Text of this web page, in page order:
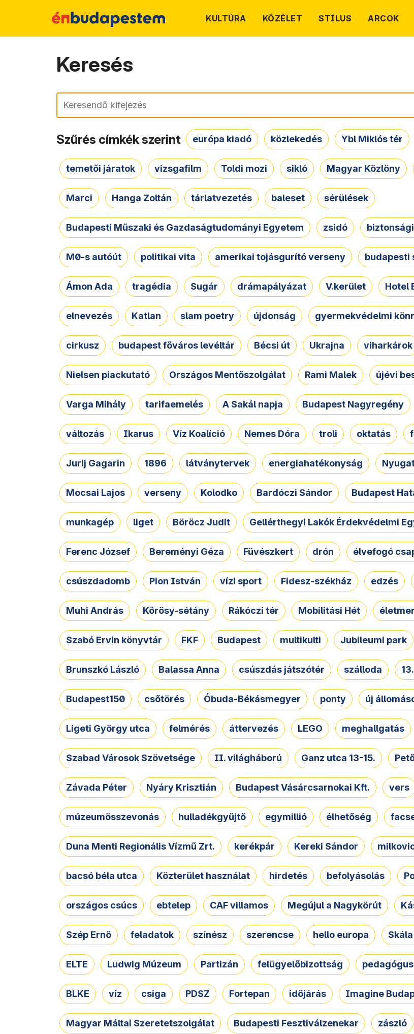
KULTÚRA KÖZÉLET STÍLUS ARCOK
Keresés
Keresés
Szűrés címkék szerint európa kiadó közlekedés Ybl Miklós tér
temetői járatok vizsgafilm Toldi mozi sikló Magyar Közlöny
Marci Hanga Zoltán tárlatvezetés baleset sérülések
Budapesti Műszaki és Gazdaságtudományi Egyetem zsidó
M0-s autóút politikai vita amerikai tojásgurító verseny budapesti
Ámon Ada tragédia Sugár drámapályázat V.kerület Hotel
elnevezés Katlan slam poetry újdonság gyermekvédelmi
cirkusz budapest főváros levéltár Bécsi út Ukrajna viharkárok
Nielsen piackutató Országos Mentőszolgálat Rami Malek újévi
Varga Mihály tarifaemelés A Sakál napja Budapest Nagyregény
változás Ikarus Víz Koalíció Nemes Dóra troli oktatás
Jurij Gagarin 1896 látványtervek energiahatékonyság
Mocsai Lajos verseny Kolodko Bardóczi Sándor Budapest
munkagép liget Böröcz Judit Gellérthegyi Lakók Érdekvédelmi
Ferenc József Bereményi Géza Füvészkert drón élvefogó
csúszdadomb Pion István vízi sport Fidesz-székház edzés
Muhi András Kőrösy-sétány Rákóczi tér Mobilitási Hét
Szabó Ervin könyvtár FKF Budapest multikulti Jubileumi park
Brunszkó László Balassa Anna csúszdás játszótér szálloda
Budapest150 csőtörés Óbuda-Békásmegyer ponty új
Ligeti György utca felmérés áttervezés LEGO meghallgatás
Szabad Városok Szövetsége II. világháború Ganz utca 13-15.
Závada Péter Nyáry Krisztián Budapest Vásárcsarnokai Kft. vers
múzeumösszevonás hulladékgyűjtő egymillió élhetőség
Duna Menti Regionális Vízmű Zrt. kerékpár Kereki Sándor
bacsó béla utca Közterület használat hirdetés befolyásolás
országos csúcs ebtelep CAF villamos Megújul a Nagykörút
Szép Ernő feladatok színész szerencse hello europa
ELTE Ludwig Múzeum Partizán felügyelőbizottság
BLKE víz csiga PDSZ Fortepan időjárás Imagine
Magyar Máltai Szeretetszolgálat Budapesti Fesztiválzenekar zászló